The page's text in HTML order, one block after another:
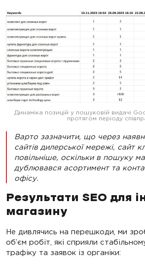
Динаміка позицій у пошуковій видачі
протягом періоду
Варто зазначити, що через
сайтів дилерської мережі, сайт
повільніше, оскільки в пошуку
дублювався асортимент та
офісу.
Результати SEO для
магазину
Не дивлячись на перешкоди, ми
об’єм робіт, які сприяли
трафіку та заявок із органіки: